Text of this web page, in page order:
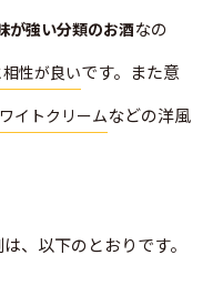
が強い分類のお酒なの
性が良いです。また意
イトクリームなどの洋風
、以下のとおりです。